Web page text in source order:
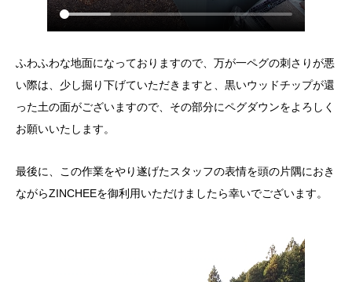
ふわふわな地面になっておりますので、万が一ペグの刺さりが悪
い際は、少し掘り下げていただきますと、黒いウッドチップが還
った土の面がございますので、その部分にペグダウンをよろしく
お願いいたします。
最後に、この作業をやり遂げたスタッフの表情を頭の片隅におき
ながらZINCHEEを御利用いただけましたら幸いでございます。